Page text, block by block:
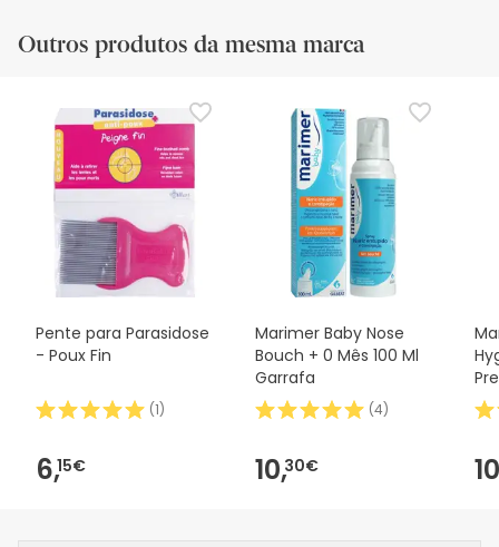
Outros produtos da mesma marca
Pente para Parasidose
- Poux Fin
(1)
6,15€
Marimer Baby Nose
Bouch + 0 Mês 100 Ml
Garrafa
(4)
10,30€